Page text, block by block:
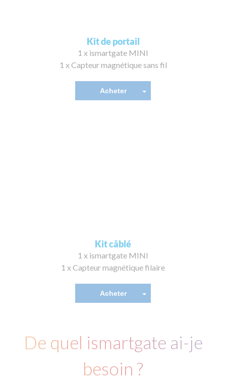
Kit de portail
1 x ismartgate MINI
1 x Capteur magnétique sans fil
Acheter
Kit câblé
1 x ismartgate MINI
1 x Capteur magnétique filaire
Acheter
De quel ismartgate ai-je
besoin ?